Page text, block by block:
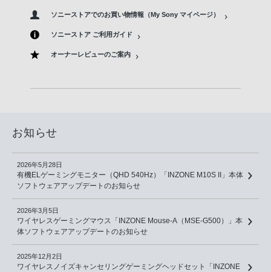
ソニーストアでのお買い物情報（My Sony マイページ）
ソニーストア ご利用ガイド
オーナーレビューのご案内
お知らせ
2026年5月28日
有機ELゲーミングモニター（QHD 540Hz）「INZONE M10S II」本体
ソフトウェアアップデートのお知らせ
2026年3月5日
ワイヤレスゲーミングマウス「INZONE Mouse-A（MSE-G500）」本
体ソフトウェアアップデートのお知らせ
2025年12月2日
ワイヤレスノイズキャンセリングゲーミングヘッドセット「INZONE